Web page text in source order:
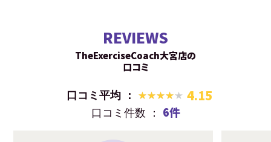
REVIEWS
TheExerciseCoach大宮店の
口コミ
口コミ平均 ： ★★★★★
★★★★★ 4.15
口コミ件数 ： 6件